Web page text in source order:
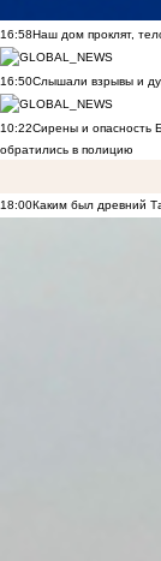
16:58Наш дом проклят,
16:50Слышали взрывы и
10:22Сирены и опасность
обратились в полицию
18:00Каким был древний